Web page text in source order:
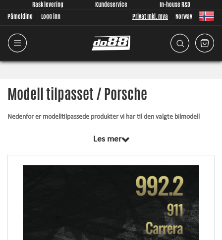
Rask levering Kundeservice
In-house R&D
Påmelding
Logg inn Privat Inkl. mva Norway
Modell tilpasset / Porsche
Nedenfor er modelltilpassede produkter vi har til den valgte bilmodell
grunnen av, perfekt tilpasset din bilmodell. Uansett hva vi utvikler, legger
- tåler høyere trykk, tåler høyere temperaturer, forbedrer
- økt strømningshastighet, lavere trykkfall og myke bend gir
- økt luftgjennomstrømning, lavere trykkfall og bedre kjøling
gir en større masse av luft i innløpet/effekt!
Les mer